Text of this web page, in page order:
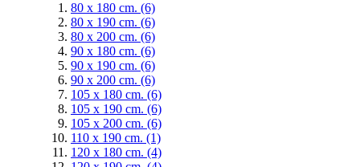
80 x 180 cm. (6)
80 x 190 cm. (6)
80 x 200 cm. (6)
90 x 180 cm. (6)
90 x 190 cm. (6)
90 x 200 cm. (6)
105 x 180 cm. (6)
105 x 190 cm. (6)
105 x 200 cm. (6)
110 x 190 cm. (1)
120 x 180 cm. (4)